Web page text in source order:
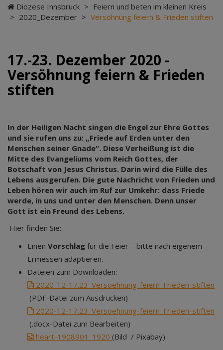
Diözese Innsbruck > Feiern und beten im kleinen Kreis
> 2020_Dezember > Versöhnung feiern & Frieden stiften
17.-23. Dezember 2020 -
Versöhnung feiern & Frieden
stiften
In der Heiligen Nacht singen die Engel zur Ehre Gottes
und sie rufen uns zu: „Friede auf Erden unter den
Menschen seiner Gnade“. Diese Verheißung ist die
Mitte des Evangeliums vom Reich Gottes, der
Botschaft von Jesus Christus. Darin wird die Fülle des
Lebens ausgerufen. Die gute Nachricht von Frieden und
Leben hören wir auch im Ruf zur Umkehr: dass Friede
werde, in uns und unter den Menschen. Denn unser
Gott ist ein Freund des Lebens.
Hier finden Sie:
Einen Vorschlag für die Feier – bitte nach eigenem
Ermessen adaptieren.
Dateien zum Downloaden:
2020-12-17.23_Versoehnung-feiern_Frieden-stiften
(PDF-Datei zum Ausdrucken)
2020-12-17.23_Versoehnung-feiern_Frieden-stiften
(.docx-Datei zum Bearbeiten)
heart-1908901_1920 (Bild / Pixabay)